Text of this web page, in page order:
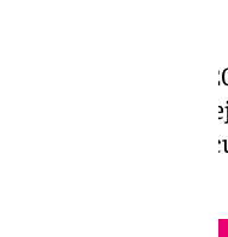
en un plan
escalada que ha
octubre de